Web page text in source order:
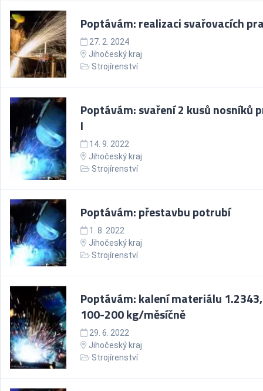
Poptávám: realizaci svařovacích
27. 2. 2024
Jihočeský kraj
Strojírenství
Poptávám: svaření 2 kusů nosníků
I
14. 9. 2022
Jihočeský kraj
Strojírenství
Poptávám: přestavbu potrubí
1. 8. 2022
Jihočeský kraj
Strojírenství
Poptávám: kalení materiálu
100-200 kg/měsíčně
29. 6. 2022
Jihočeský kraj
Strojírenství